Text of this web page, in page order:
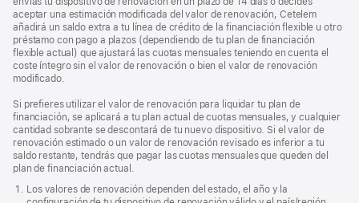
aceptar una estimación modificada del valor de renovación, Cetelem
añadirá un saldo extra a tu línea de crédito de la financiación flexible u otro
préstamo con pago a plazos (dependiendo de tu plan de financiación
flexible actual) que ajustará las cuotas mensuales teniendo en cuenta el
coste íntegro sin el valor de renovación o bien el valor de renovación
modificado.
Si prefieres utilizar el valor de renovación para liquidar tu plan de
financiación, se aplicará a tu plan actual de cuotas mensuales, y cualquier
cantidad sobrante se descontará de tu nuevo dispositivo. Si el valor de
renovación estimado o un valor de renovación revisado es inferior a tu
saldo restante, tendrás que pagar las cuotas mensuales que queden del
plan de financiación actual.
Los valores de renovación dependen del estado, el año y la